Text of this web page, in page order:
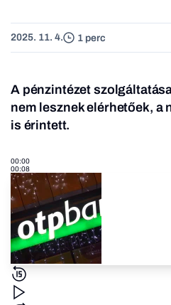
2025. 11. 4. 1 perc
A pénzintézet
nem lesznek elérhetőek, a
is érintett.
00:00
00:08